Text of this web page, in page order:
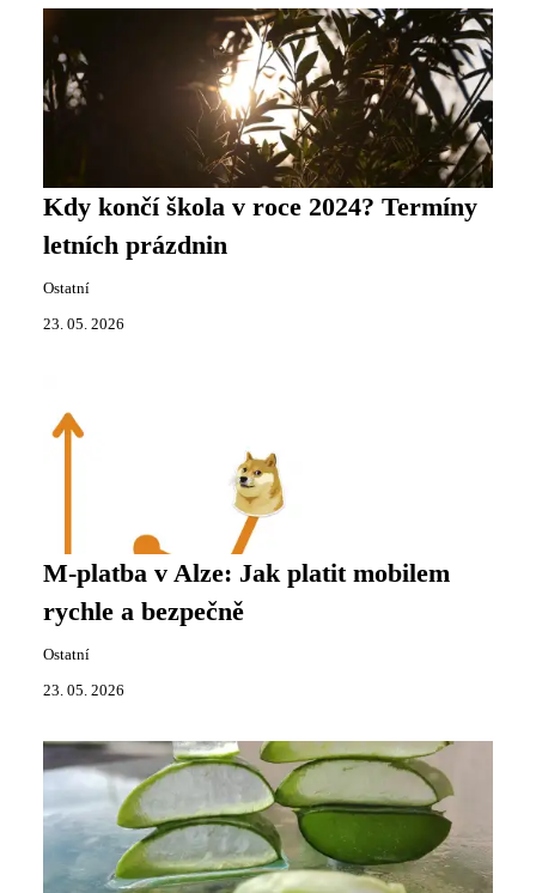
Kdy končí škola v roce 2024? Termíny
letních prázdnin
Ostatní
23. 05. 2026
M-platba v Alze: Jak platit mobilem
rychle a bezpečně
Ostatní
23. 05. 2026